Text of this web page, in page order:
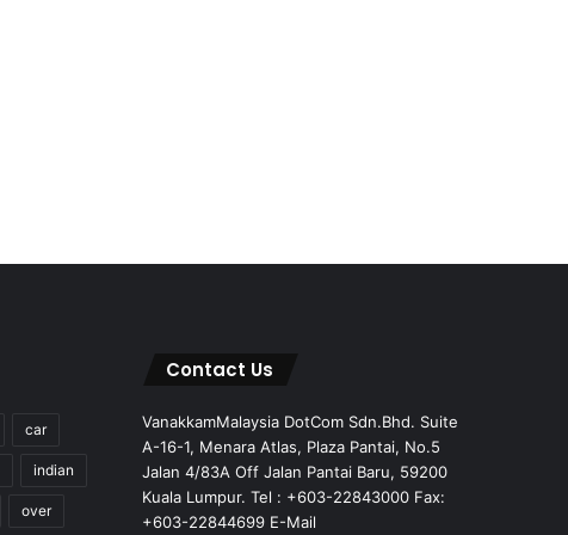
car
indian
over
Contact Us
VanakkamMalaysia DotCom Sdn.Bhd. Suite
A-16-1, Menara Atlas, Plaza Pantai, No.5
Jalan 4/83A Off Jalan Pantai Baru, 59200
Kuala Lumpur. Tel : +603-22843000 Fax:
+603-22844699 E-Mail